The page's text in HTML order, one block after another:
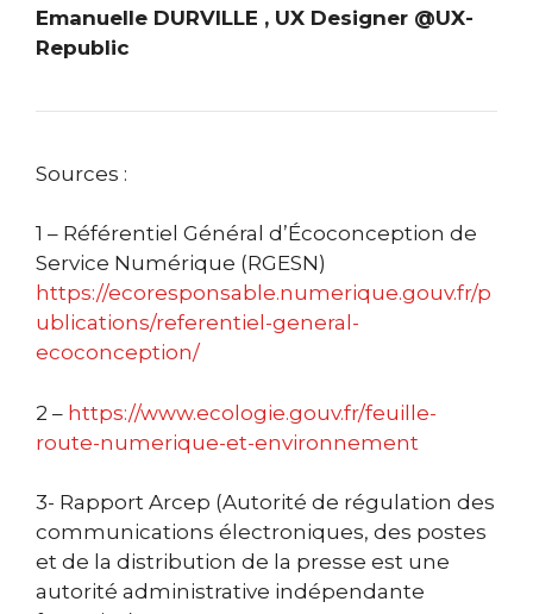
Emanuelle DURVILLE , UX Designer @UX-
Republic
Sources :
1 – Référentiel Général d’Écoconception de
Service Numérique (RGESN)
https://ecoresponsable.numerique.gouv.fr/p
ublications/referentiel-general-
ecoconception/
2 – https://www.ecologie.gouv.fr/feuille-
route-numerique-et-environnement
3- Rapport Arcep (Autorité de régulation des
communications électroniques, des postes
et de la distribution de la presse est une
autorité administrative indépendante